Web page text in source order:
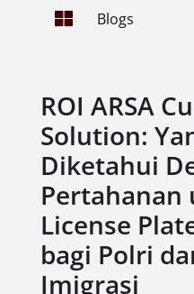
 Blogs
ROI ARSA
Solution:
Diketahui
Pertahanan
License
bagi Polri
Imigrasi